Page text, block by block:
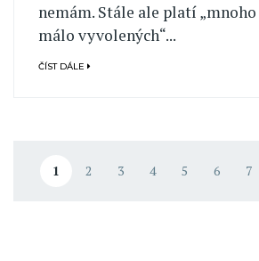
nemám. Stále ale platí
málo vyvolených“...
ČÍST DÁLE
Aktuální stránka
1 Stránka
2 Stránka
3 Stránka
4 Stránka
5 Stránka
6 7